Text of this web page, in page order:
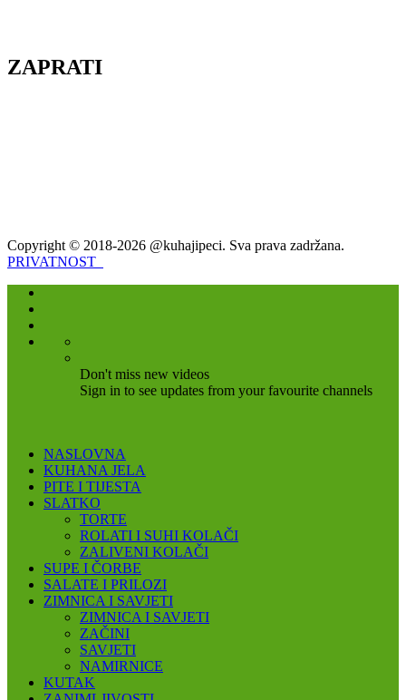
ZAPRATI
Copyright © 2018-2026 @kuhajipeci. Sva prava zadržana.
PRIVATNOST
Don't miss new videos
Sign in to see updates from your favourite channels
NASLOVNA
KUHANA JELA
PITE I TIJESTA
SLATKO
TORTE
ROLATI I SUHI KOLAČI
ZALIVENI KOLAČI
SUPE I ČORBE
SALATE I PRILOZI
ZIMNICA I SAVJETI
ZIMNICA I SAVJETI
ZAČINI
SAVJETI
NAMIRNICE
KUTAK